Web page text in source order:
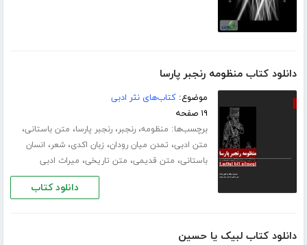
دانلود کتاب منظومه رنجبر پارسا
موضوع:کتاب‌های نثر ادبی
۱۹ صفحه
برچسب‌ها: منظومه،رنجبر،رنجبر پارسا، متن باستانی،
متن ادبی، تمدن میان رودان، زبان اکدی،شعر، انسان
باستانی، متن قدیمی، متن تاریخی، میراث ادبی
دانلود کتاب
دانلود کتاب لبیک یا حسین